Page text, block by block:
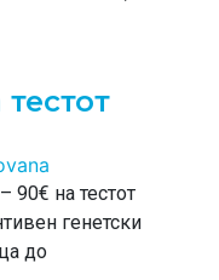
на тестот
генетски
до